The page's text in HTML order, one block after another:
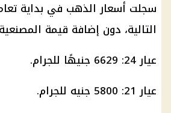
سجلت أسعار الذهب
التالية، دون إضافة قيمة
عيار 24: 6629 جنيهًا للجرام.
عيار 21: 5800 جنيه للجرام.